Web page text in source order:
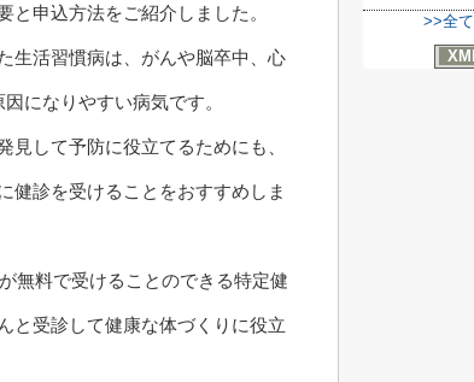
と申込方法をご紹介しました。
生活習慣病は、がんや脳卒中、心
になりやすい病気です。
見して予防に役立てるためにも、
健診を受けることをおすすめしま
無料で受けることのできる特定健
と受診して健康な体づくりに役立
>>全